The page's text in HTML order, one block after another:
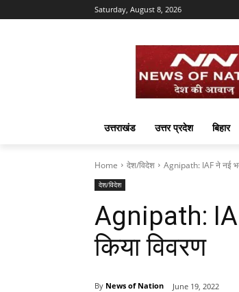
Saturday, August 8, 2026
उत्तराखंड उत्तर प्रदेश बिहार
Home देश/विदेश Agnipath: IAF ने नई
देश/विदेश
Agnipath:
किया विवरण
By News of Nation June 19, 2022